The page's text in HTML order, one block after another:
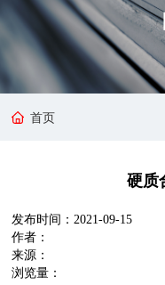
首页
硬质
2021-09-15